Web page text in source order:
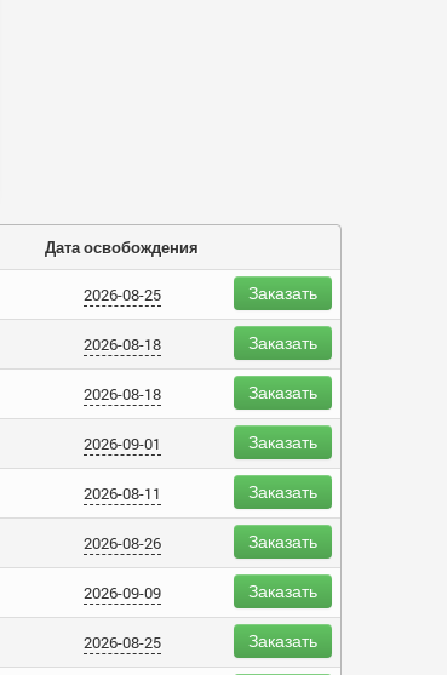
Дата освобождения
2026-08-25 Заказать
2026-08-18 Заказать
2026-08-18 Заказать
2026-09-01 Заказать
2026-08-11 Заказать
2026-08-26 Заказать
2026-09-09 Заказать
2026-08-25 Заказать